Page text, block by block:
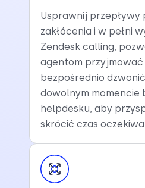
Usprawnij przepływy
zakłócenia i w pełni
Zendesk calling,
agentom przyjmować
bezpośrednio
dowolnym momencie
helpdesku, aby
skrócić czas